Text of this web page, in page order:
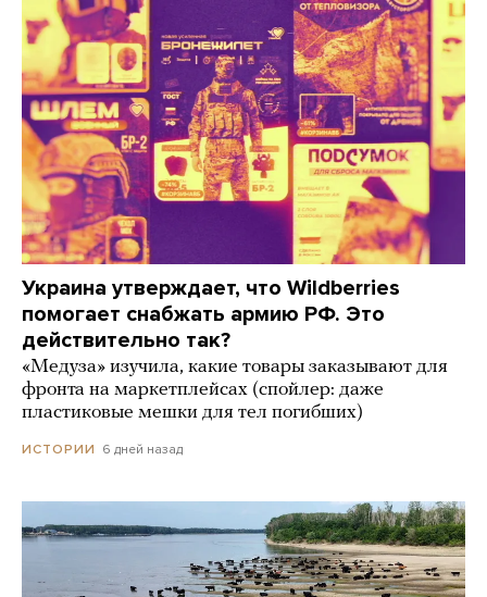
Украина утверждает, что Wildberries
помогает снабжать армию РФ. Это
действительно так?
«Медуза» изучила, какие товары заказывают для
фронта на маркетплейсах (спойлер: даже
пластиковые мешки для тел погибших)
ИСТОРИИ 6 дней назад